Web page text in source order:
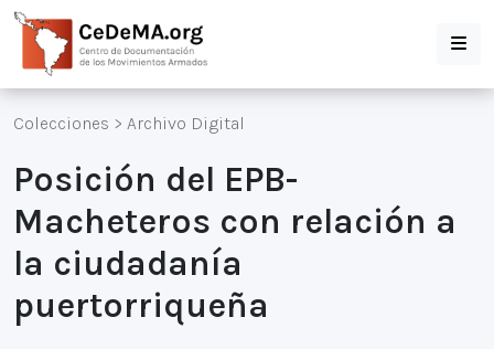
Colecciones > Archivo Digital
Posición del EPB-
Macheteros con relación a
la ciudadanía
puertorriqueña